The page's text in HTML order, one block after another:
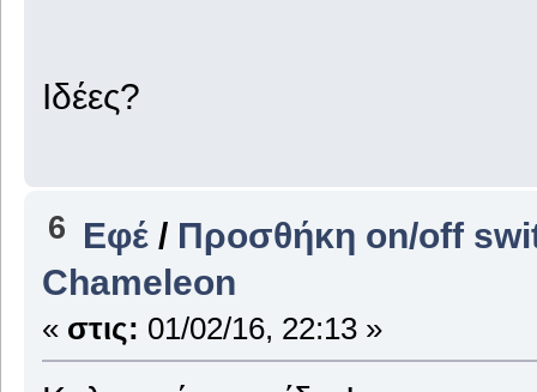
Ιδέες?
6 Εφέ / Προσθήκη on/off
Chameleon
« στις: 01/02/16, 22:13 »